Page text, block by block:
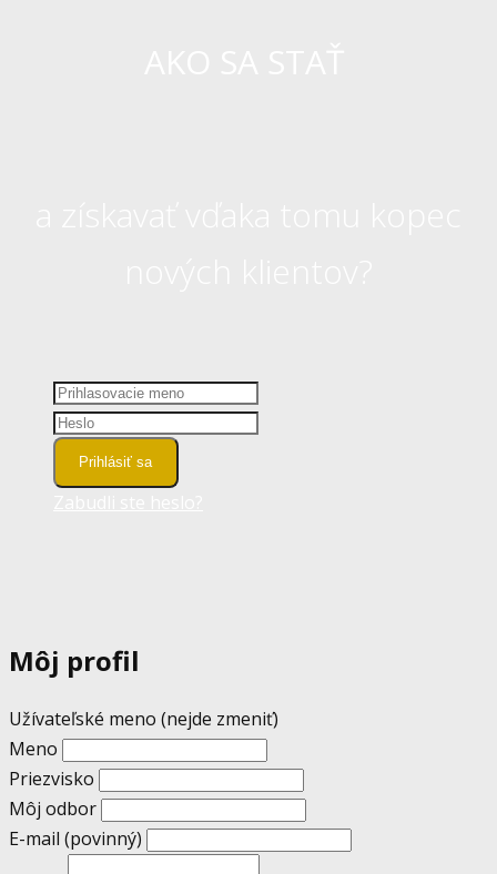
Prihlásiť sa
Môj profil
Užívateľské meno (nejde zmeniť)
Meno
Priezvisko
Môj odbor
E-mail (povinný)